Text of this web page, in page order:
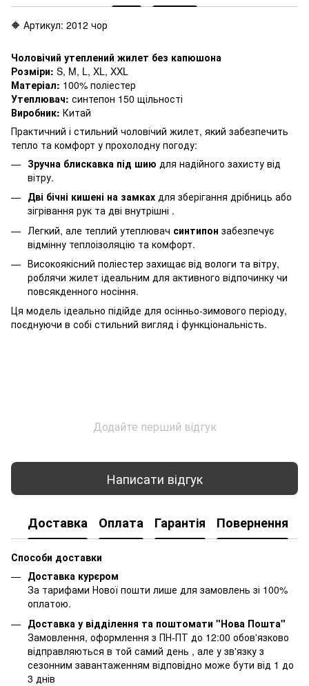
🔶 Артикул: 2012 чор
Чоловічий утеплений жилет без капюшона
Розміри: S, M, L, XL, XXL
Матеріал: 100% поліестер
Утеплювач: синтепон 150 щільності
Виробник: Китай
Практичний і стильний чоловічий жилет, який забезпечить
тепло та комфорт у прохолодну погоду:
Зручна блискавка під шию для надійного захисту від
вітру.
Дві бічні кишені на замках для зберігання дрібниць або
зігрівання рук та дві внутрішні .
Легкий, але теплий утеплювач синтипон забезпечує
відмінну теплоізоляцію та комфорт.
Високоякісний поліестер захищає від вологи та вітру,
роблячи жилет ідеальним для активного відпочинку чи
повсякденного носіння.
Ця модель ідеально підійде для осінньо-зимового періоду,
поєднуючи в собі стильний вигляд і функціональність.
Додайте перший відгук
Написати відгук
Доставка Оплата Гарантія Повернення
Способи доставки
Доставка курєром
За тарифами Нової пошти лише для замовлень зі 100%
оплатою.
Доставка у відділення та поштомати "Нова Пошта"
Замовлення, оформлення з ПН-ПТ до 12:00 обов'язково
відправляються в той самий день , але у зв'язку з
сезонним завантаженням відповідно може бути від 1 до
3 днів